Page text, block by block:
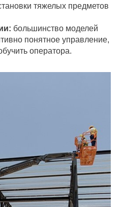
тяжелых предметов
большинство моделей
понятное управление,
оператора.